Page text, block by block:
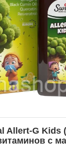
Allert-G Kids
с